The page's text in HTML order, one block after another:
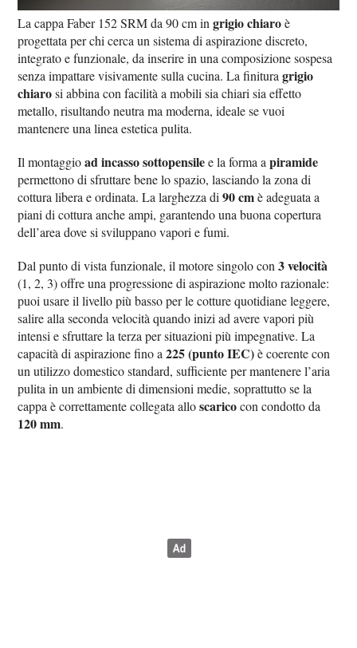
La cappa Faber 152 SRM da 90 cm ingrigio chiaroè
progettata per chi cerca un sistema di aspirazione discreto,
integrato e funzionale, da inserire in una composizione sospesa
senza impattare visivamente sulla cucina. La finituragrigio
chiarosi abbina con facilità a mobili sia chiari sia effetto
metallo, risultando neutra ma moderna, ideale se vuoi
mantenere una linea estetica pulita.
Il montaggioad incasso sottopensilee la forma apiramide
permettono di sfruttare bene lo spazio, lasciando la zona di
cottura libera e ordinata. La larghezza di90 cmè adeguata a
piani di cottura anche ampi, garantendo una buona copertura
dell’area dove si sviluppano vapori e fumi.
Dal punto di vista funzionale, il motore singolo con3 velocità
(1, 2, 3) offre una progressione di aspirazione molto razionale:
puoi usare il livello più basso per le cotture quotidiane leggere,
salire alla seconda velocità quando inizi ad avere vapori più
intensi e sfruttare la terza per situazioni più impegnative. La
capacità di aspirazione fino a225 (punto IEC)è coerente con
un utilizzo domestico standard, sufficiente per mantenere l’aria
pulita in un ambiente di dimensioni medie, soprattutto se la
cappa è correttamente collegata alloscaricocon condotto da
120 mm.